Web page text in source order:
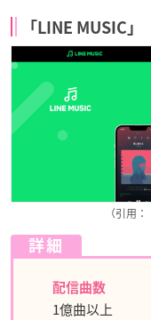
「LINE MUSIC」
（引用
詳細
配信曲数
1億曲以上